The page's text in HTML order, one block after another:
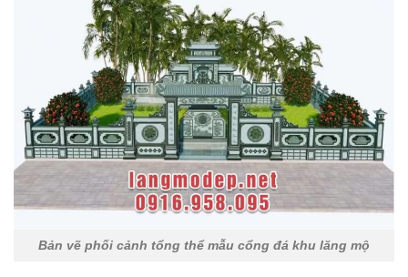
Bản vẽ phối cảnh tổng thể mẫu cổng đá khu lăng mộ